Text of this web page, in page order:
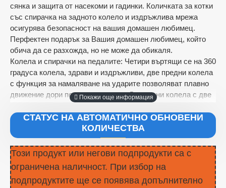
сянка и защита от насекоми и гадинки. Количката за котки
със спирачка на задното колело и издръжлива мрежа
осигурява безопасност на вашия домашен любимец.
Перфектен подарък за Вашия домашен любимец, който
обича да се разхожда, но не може да обикаля.
Колела и спирачки на педалите: Четири въртящи се на 360
градуса колела, здрави и издръжливи, две предни колела
с функция за намаляване на ударите позволяват плавно
движение дори по неравен терен. Две задни колела с две
любимец. Перфектен превозвач за застаряващи, болни
или малки домашни любимци, които обичат да
наблюдават красивия свят на открито
Хуманизиран дизайн: Количката за домашни любимци има
чудесен държач за чаша за вас и държач за табла за
закуски за домашните любимци. Можете да използвате
количката за пазаруване, разходка, туризъм и
СТАТУС НА АВТОМАТИЧНО ОБНОВЕНИ
КОЛИЧЕСТВА
Този продукт или негови подпродукти са с
ограничена наличност. При избор на
подпродуктите ще се появява допълнително